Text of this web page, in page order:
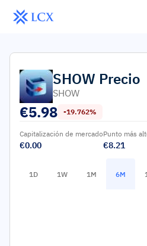
SHOW Precio
SHOW
€5.98 -19.762%
Capitalización de mercado
€0.00
Punto más
€8.21
1D 1W 1M 6M